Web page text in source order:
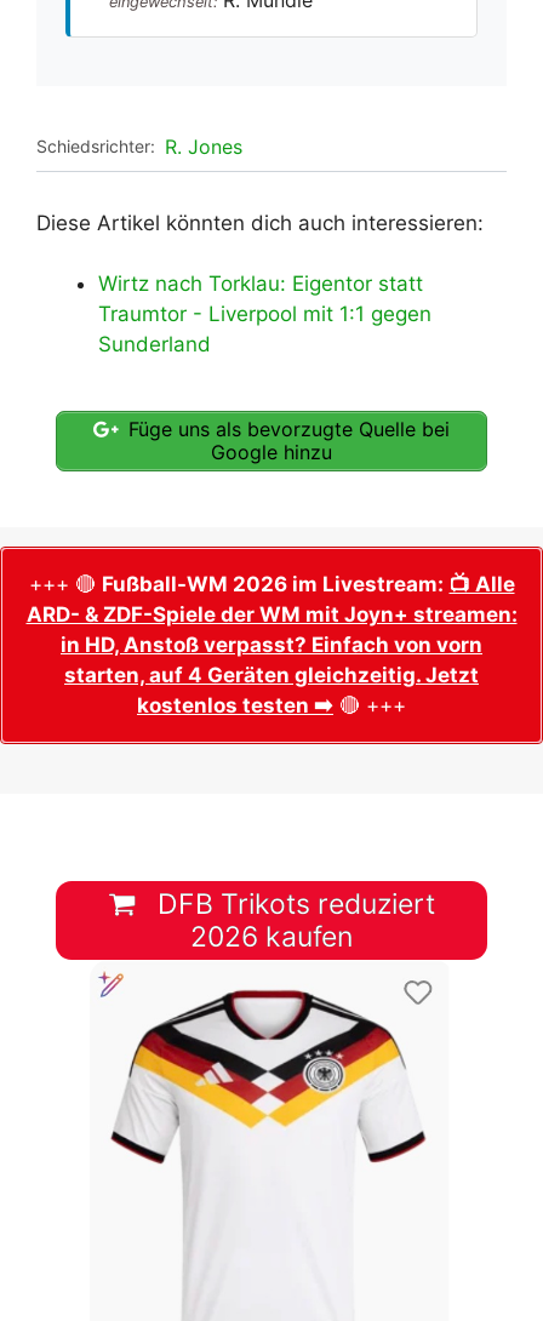
Schiedsrichter: R. Jones
Diese Artikel könnten dich auch interessieren:
Wirtz nach Torklau: Eigentor statt
Traumtor - Liverpool mit 1:1 gegen
Sunderland
Füge uns als bevorzugte Quelle bei
Google hinzu
+++ 🔴 Fußball-WM 2026 im Livestream: 📺 Alle
ARD- & ZDF-Spiele der WM mit Joyn+ streamen:
in HD, Anstoß verpasst? Einfach von vorn
starten, auf 4 Geräten gleichzeitig. Jetzt
kostenlos testen ➡️ 🔴 +++
DFB Trikots reduziert
2026 kaufen